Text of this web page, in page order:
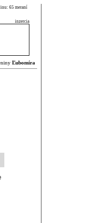
65 meraní
inzercia
Ľubomíra